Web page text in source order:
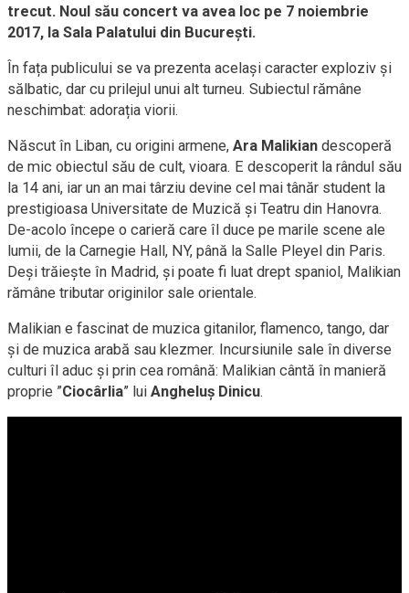
trecut. Noul său concert va avea loc pe 7 noiembrie
2017, la Sala Palatului din București.
În fața publicului se va prezenta același caracter exploziv și
sălbatic, dar cu prilejul unui alt turneu. Subiectul rămâne
neschimbat: adorația viorii.
Născut în Liban, cu origini armene, Ara Malikian descoperă
de mic obiectul său de cult, vioara. E descoperit la rândul său
la 14 ani, iar un an mai târziu devine cel mai tânăr student la
prestigioasa Universitate de Muzică și Teatru din Hanovra.
De-acolo începe o carieră care îl duce pe marile scene ale
lumii, de la Carnegie Hall, NY, până la Salle Pleyel din Paris.
Deși trăiește în Madrid, și poate fi luat drept spaniol, Malikian
rămâne tributar originilor sale orientale.
Malikian e fascinat de muzica gitanilor, flamenco, tango, dar
și de muzica arabă sau klezmer. Incursiunile sale în diverse
culturi îl aduc și prin cea română: Malikian cântă în manieră
proprie ”Ciocârlia” lui Angheluș Dinicu.